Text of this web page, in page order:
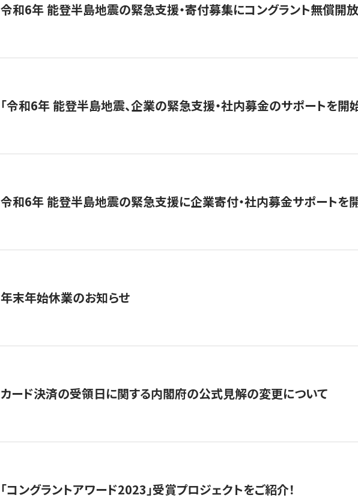
令和6年 能登半島地震の緊急支援・寄付募集にコングラント無償開放
「令和6年 能登半島地震、企業の緊急支援・社内募金のサポートを開始
令和6年 能登半島地震の緊急支援に企業寄付・社内募金サポートを開
年末年始休業のお知らせ
カード決済の受領日に関する内閣府の公式見解の変更について
「コングラントアワード2023」受賞プロジェクトをご紹介！